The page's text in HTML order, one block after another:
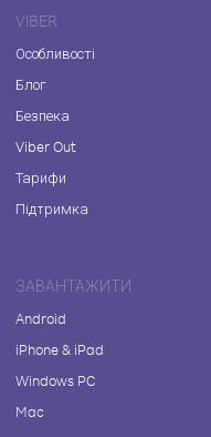
VIBER
Особливості
Блог
Безпека
Viber Out
Тарифи
Підтримка
ЗАВАНТАЖИТИ
Android
iPhone & iPad
Windows PC
Mac